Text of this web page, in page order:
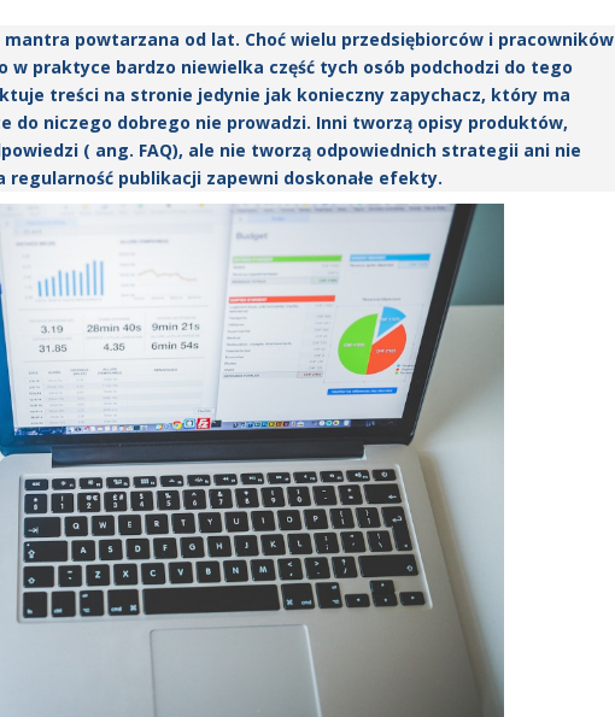
powtarzana od lat. Choć wielu przedsiębiorców i pracowników
praktyce bardzo niewielka część tych osób podchodzi do tego
treści na stronie jedynie jak konieczny zapychacz, który ma
do niczego dobrego nie prowadzi. Inni tworzą opisy produktów,
( ang. FAQ), ale nie tworzą odpowiednich strategii ani nie
publikacji zapewni doskonałe efekty.